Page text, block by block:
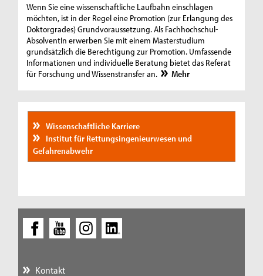
Wenn Sie eine wissenschaftliche Laufbahn einschlagen
möchten, ist in der Regel eine Promotion (zur Erlangung des
Doktorgrades) Grundvoraussetzung. Als Fachhochschul-
AbsolventIn erwerben Sie mit einem Masterstudium
grundsätzlich die Berechtigung zur Promotion. Umfassende
Informationen und individuelle Beratung bietet das Referat
für Forschung und Wissenstransfer an.
Mehr
Wissenschaftliche Karriere
Institut für Rettungsingenieurwesen und
Gefahrenabwehr
Kontakt